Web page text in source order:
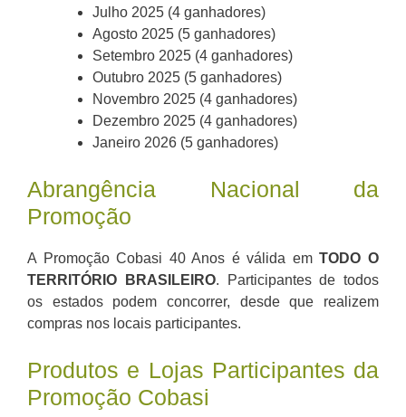
Julho 2025 (4 ganhadores)
Agosto 2025 (5 ganhadores)
Setembro 2025 (4 ganhadores)
Outubro 2025 (5 ganhadores)
Novembro 2025 (4 ganhadores)
Dezembro 2025 (4 ganhadores)
Janeiro 2026 (5 ganhadores)
Abrangência Nacional da
Promoção
A Promoção Cobasi 40 Anos é válida emTODO O
TERRITÓRIO BRASILEIRO. Participantes de todos
os estados podem concorrer, desde que realizem
compras nos locais participantes.
Produtos e Lojas Participantes da
Promoção Cobasi